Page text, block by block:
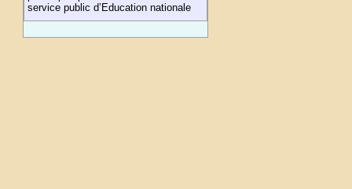
service public d’Education nationale